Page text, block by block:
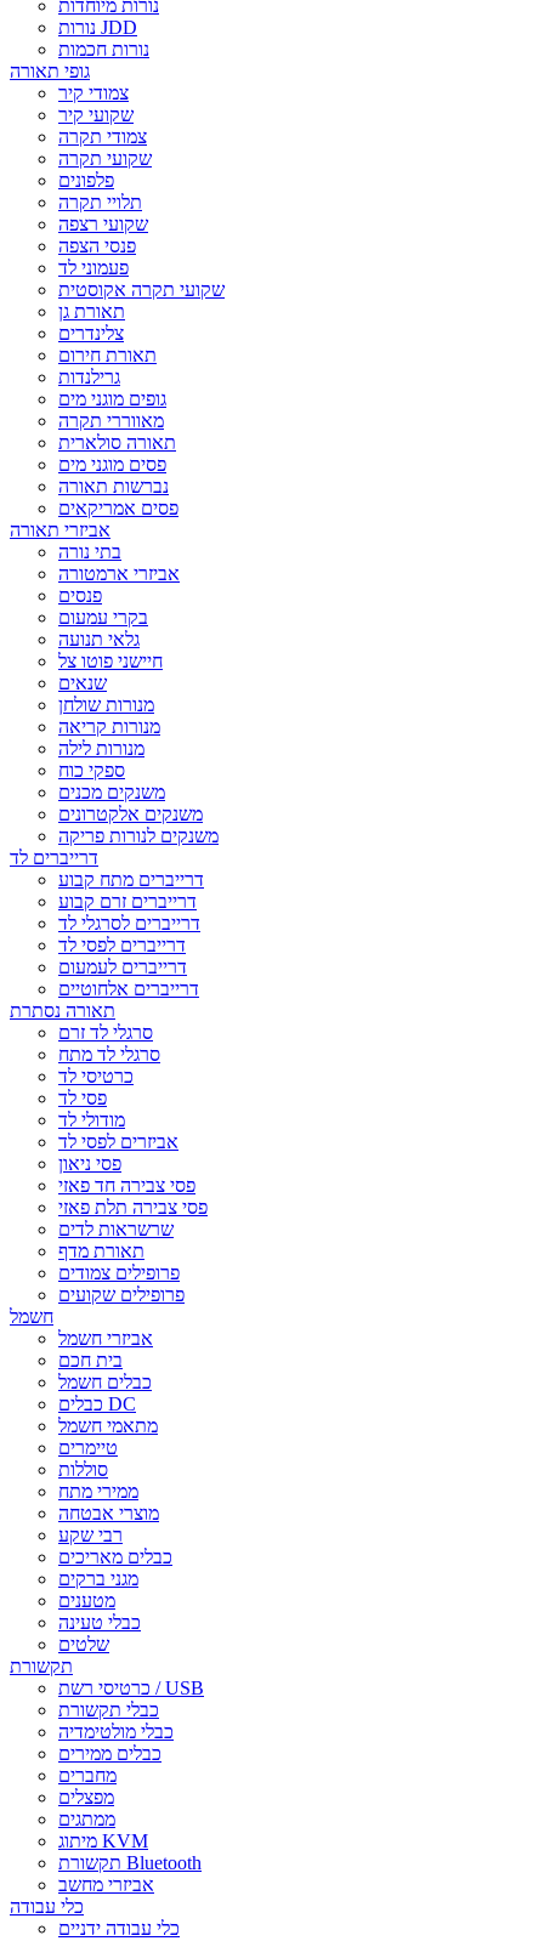
נורות מיוחדות
נורות JDD
נורות חכמות
גופי תאורה
צמודי קיר
שקועי קיר
צמודי תקרה
שקועי תקרה
פלפונים
תלויי תקרה
שקועי רצפה
פנסי הצפה
פעמוני לד
שקועי תקרה אקוסטית
תאורת גן
צלינדרים
תאורת חירום
גרילנדות
גופים מוגני מים
מאווררי תקרה
תאורה סולארית
פסים מוגני מים
נברשות תאורה
פסים אמריקאים
אביזרי תאורה
בתי נורה
אביזרי ארמטורה
פנסים
בקרי עמעום
גלאי תנועה
חיישני פוטו צל
שנאים
מנורות שולחן
מנורות קריאה
מנורות לילה
ספקי כוח
משנקים מכנים
משנקים אלקטרונים
משנקים לנורות פריקה
דרייברים לד
דרייברים מתח קבוע
דרייברים זרם קבוע
דרייברים לסרגלי לד
דרייברים לפסי לד
דרייברים לעמעום
דרייברים אלחוטיים
תאורה נסתרת
סרגלי לד זרם
סרגלי לד מתח
כרטיסי לד
פסי לד
מודולי לד
אביזרים לפסי לד
פסי ניאון
פסי צבירה חד פאזי
פסי צבירה תלת פאזי
שרשראות לדים
תאורת מדף
פרופילים צמודים
פרופילים שקועים
חשמל
אביזרי חשמל
בית חכם
כבלים חשמל
כבלים DC
מתאמי חשמל
טיימרים
סוללות
ממירי מתח
מוצרי אבטחה
רבי שקע
כבלים מאריכים
מגני ברקים
מטענים
כבלי טעינה
שלטים
תקשורת
כרטיסי רשת / USB
כבלי תקשורת
כבלי מולטימדיה
כבלים ממירים
מחברים
מפצלים
ממתגים
מיתוג KVM
תקשורת Bluetooth
אביזרי מחשב
כלי עבודה
כלי עבודה ידניים